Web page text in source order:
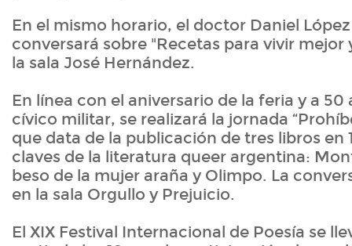
En el mismo horario, el doctor Daniel
conversará sobre "Recetas para vivir mejor
la sala José Hernández.
En línea con el aniversario de la feria y a 50
cívico militar, se realizará la jornada
que data de la publicación de tres libros en
claves de la literatura queer argentina:
beso de la mujer araña y Olimpo. La
en la sala Orgullo y Prejuicio.
El XIX Festival Internacional de Poesía se